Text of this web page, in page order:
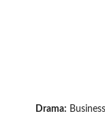
Drama: